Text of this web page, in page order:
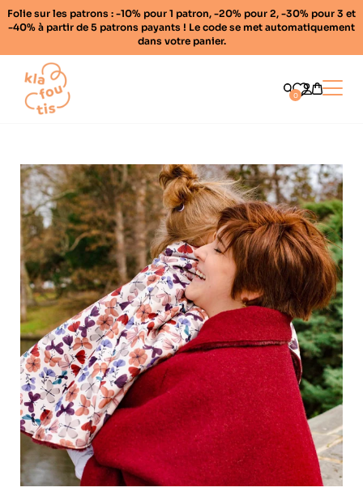
Folie sur les patrons : -10% pour 1 patron, -20% pour 2, -30% pour 3 et
-40% à partir de 5 patrons payants ! Le code se met automatiquement
dans votre panier.
Home
0